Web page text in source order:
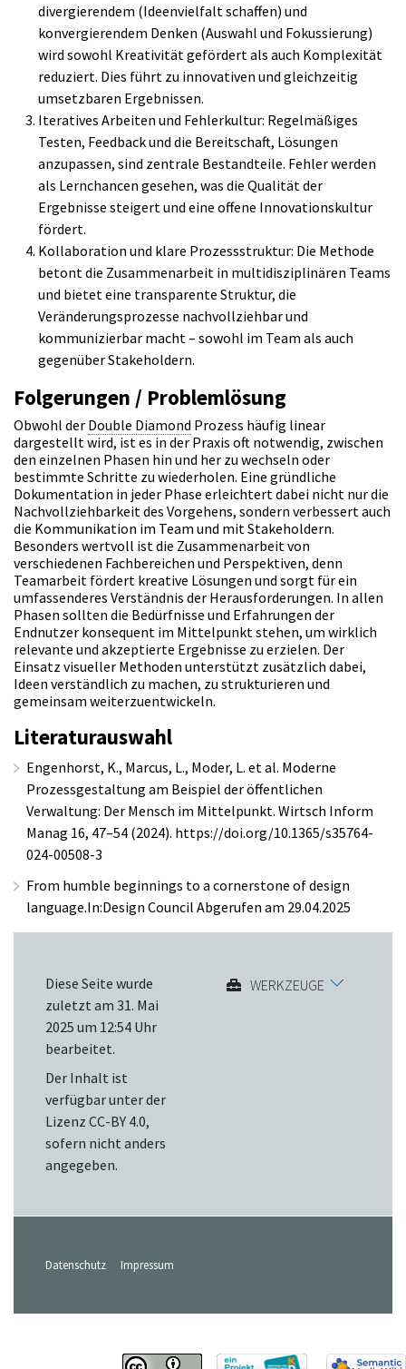
divergierendem (Ideenvielfalt schaffen) und
konvergierendem Denken (Auswahl und Fokussierung)
wird sowohl Kreativität gefördert als auch Komplexität
reduziert. Dies führt zu innovativen und gleichzeitig
umsetzbaren Ergebnissen.
Iteratives Arbeiten und Fehlerkultur: Regelmäßiges
Testen, Feedback und die Bereitschaft, Lösungen
anzupassen, sind zentrale Bestandteile. Fehler werden
als Lernchancen gesehen, was die Qualität der
Ergebnisse steigert und eine offene Innovationskultur
fördert.
Kollaboration und klare Prozessstruktur: Die Methode
betont die Zusammenarbeit in multidisziplinären Teams
und bietet eine transparente Struktur, die
Veränderungsprozesse nachvollziehbar und
kommunizierbar macht – sowohl im Team als auch
gegenüber Stakeholdern.
Folgerungen / Problemlösung
Obwohl der Double Diamond Prozess häufig linear
dargestellt wird, ist es in der Praxis oft notwendig, zwischen
den einzelnen Phasen hin und her zu wechseln oder
bestimmte Schritte zu wiederholen. Eine gründliche
Dokumentation in jeder Phase erleichtert dabei nicht nur die
Nachvollziehbarkeit des Vorgehens, sondern verbessert auch
die Kommunikation im Team und mit Stakeholdern.
Besonders wertvoll ist die Zusammenarbeit von
verschiedenen Fachbereichen und Perspektiven, denn
Teamarbeit fördert kreative Lösungen und sorgt für ein
umfassenderes Verständnis der Herausforderungen. In allen
Phasen sollten die Bedürfnisse und Erfahrungen der
Endnutzer konsequent im Mittelpunkt stehen, um wirklich
relevante und akzeptierte Ergebnisse zu erzielen. Der
Einsatz visueller Methoden unterstützt zusätzlich dabei,
Ideen verständlich zu machen, zu strukturieren und
gemeinsam weiterzuentwickeln.
Literaturauswahl
Engenhorst, K., Marcus, L., Moder, L. et al. Moderne
Prozessgestaltung am Beispiel der öffentlichen
Verwaltung: Der Mensch im Mittelpunkt. Wirtsch Inform
Manag 16, 47–54 (2024). https://doi.org/10.1365/s35764-
024-00508-3
From humble beginnings to a cornerstone of design
language.In:Design Council Abgerufen am 29.04.2025
Diese Seite wurde
zuletzt am 31. Mai
2025 um 12:54 Uhr
bearbeitet.
Der Inhalt ist
verfügbar unter der
Lizenz CC-BY 4.0,
sofern nicht anders
angegeben.
WERKZEUGE
Datenschutz Impressum